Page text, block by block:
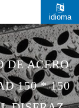
idioma
DE ACERO
150 * 150